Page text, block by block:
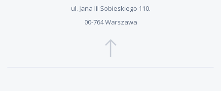
ul. Jana III Sobieskiego 110.
00-764 Warszawa